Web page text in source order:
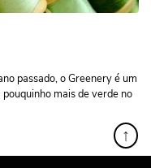
passado, o Greenery é um
mais de verde no
↑